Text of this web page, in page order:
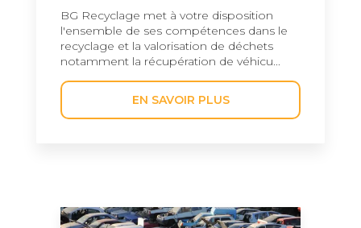
BG Recyclage met à votre disposition
l'ensemble de ses compétences dans le
recyclage et la valorisation de déchets
notamment la récupération de véhicu...
EN SAVOIR PLUS